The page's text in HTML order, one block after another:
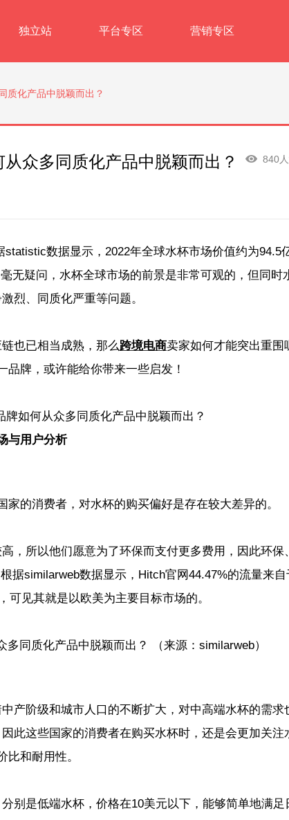
独立站 平台专区 营销专区
质化产品中脱颖而出？
众多同质化产品中脱颖而出？ 840
数据显示，2022年全球水杯市场价值约为94.5
无疑问，水杯全球市场的前景是非常可观的，但同时
烈、同质化严重等问题。
也已相当成熟，那么跨境电商卖家如何才能突出重围
品牌，或许能给你带来一些启发！
与用户分析
的消费者，对水杯的购买偏好是存在较大差异的。
，所以他们愿意为了环保而支付更多费用，因此环保
据similarweb数据显示，Hitch官网44.47%的流量来自
可见其就是以欧美为主要目标市场的。
（来源：similarweb）
产阶级和城市人口的不断扩大，对中高端水杯的需求
此这些国家的消费者在购买水杯时，还是会更加关注
比和耐用性。
别是低端水杯，价格在10美元以下，能够简单地满足